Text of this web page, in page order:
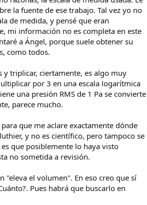
la fuente de ese trabajo. Tal vez yo no
de medida, y pensé que eran
mi información no es completa en este
a Ángel, porque suele obtener su
como todos.
y triplicar, ciertamente, es algo muy
por 3 en una escala logarítmica
una presión RMS de 1 Pa se convierte
parece mucho.
que me aclare exactamente dónde
y no es científico, pero tampoco se
que posiblemente lo haya visto
no sometida a revisión.
"eleva el volumen". En eso creo que sí
Pues habrá que buscarlo en